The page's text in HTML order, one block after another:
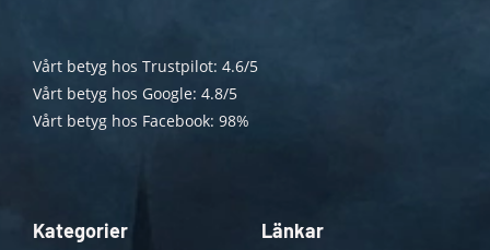
Vårt betyg hos Trustpilot: 4.6/5
Vårt betyg hos Google: 4.8/5
Vårt betyg hos Facebook: 98%
Kategorier Länkar